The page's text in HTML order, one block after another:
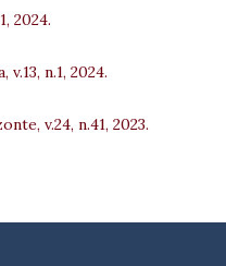
2024.
n.1, 2024.
v.24, n.41, 2023.